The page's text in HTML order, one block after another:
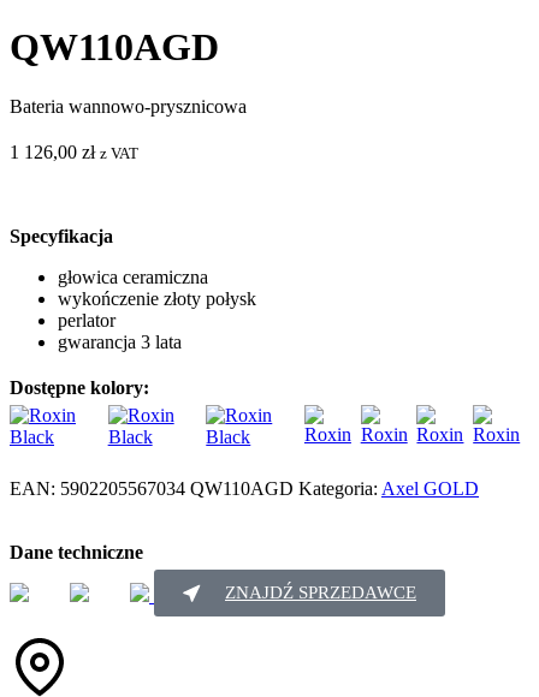
QW110AGD
Bateria wannowo-prysznicowa
1 126,00 zł z VAT
Specyfikacja
głowica ceramiczna
wykończenie złoty połysk
perlator
gwarancja 3 lata
Dostępne kolory:
EAN: 5902205567034 QW110AGD Kategoria: Axel GOLD
Dane techniczne
ZNAJDŹ SPRZEDAWCE